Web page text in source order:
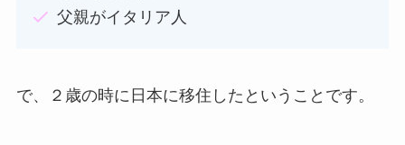
父親がイタリア人
で、２歳の時に日本に移住したということです。